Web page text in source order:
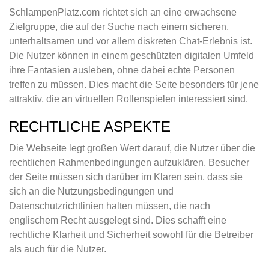
SchlampenPlatz.com richtet sich an eine erwachsene
Zielgruppe, die auf der Suche nach einem sicheren,
unterhaltsamen und vor allem diskreten Chat-Erlebnis ist.
Die Nutzer können in einem geschützten digitalen Umfeld
ihre Fantasien ausleben, ohne dabei echte Personen
treffen zu müssen. Dies macht die Seite besonders für jene
attraktiv, die an virtuellen Rollenspielen interessiert sind.
RECHTLICHE ASPEKTE
Die Webseite legt großen Wert darauf, die Nutzer über die
rechtlichen Rahmenbedingungen aufzuklären. Besucher
der Seite müssen sich darüber im Klaren sein, dass sie
sich an die Nutzungsbedingungen und
Datenschutzrichtlinien halten müssen, die nach
englischem Recht ausgelegt sind. Dies schafft eine
rechtliche Klarheit und Sicherheit sowohl für die Betreiber
als auch für die Nutzer.